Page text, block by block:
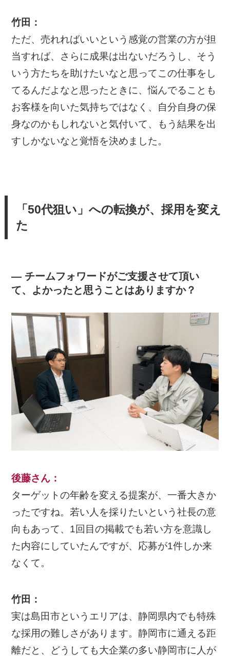
竹田：
ただ、売れればいいという感覚の営業の方が担
当すれば、さらに成果は出ないだろうし、そう
いう方たちを助けたいなと思ってこの仕事をし
てるんだよなと思ったときに、悩んでることも
お客様を向いた気持ちではなく、自分自身の保
身なのかもしれないと気付いて、もう結果を出
すしかないなと覚悟を決めました。
「50代狙い」への転換が、採用を変え
た
— チームフォワードがご支援させて頂い
て、よかったと思うことはありますか？
後藤さん ：
ターゲットの年齢を変える提案が、一番大きか
ったですね。若い人を採りたいという社長の意
向もあって、1回目の掲載でも若い方を意識し
た内容にしていたんですが、応募が1件しか来
なくて。
竹田：
実は島田市というエリアは、静岡県内でも特殊
な採用の難しさがあります。静岡市に通える距
離だと、どうしても大企業の多い静岡市に人が